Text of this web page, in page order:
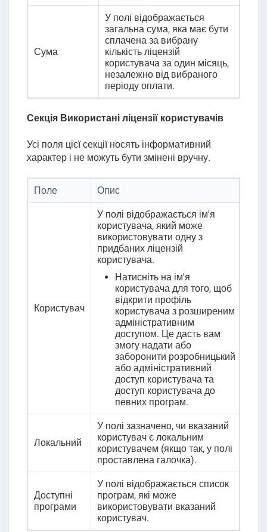
Сума
У полі відображається
загальна сума, яка має бути
сплачена за вибрану
кількість ліцензій
користувача за один місяць,
незалежно від вибраного
періоду оплати.
Секція Використані ліцензії користувачів
Усі поля цієї секції носять інформативний
характер і не можуть бути змінені вручну.
Поле Опис
Користувач
У полі відображається ім'я
користувача, який може
використовувати одну з
придбаних ліцензій
користувача.
Натисніть на ім'я
користувача для того, щоб
відкрити профіль
користувача з розширеним
адміністративним
доступом. Це дасть вам
змогу надати або
заборонити розробницький
або адміністративний
доступ користувача та
доступ користувача до
певних програм.
Локальний
У полі зазначено, чи вказаний
користувач є локальним
користувачем (якщо так, у полі
проставлена галочка).
Доступні
програми
У полі відображається список
програм, які може
використовувати вказаний
користувач.